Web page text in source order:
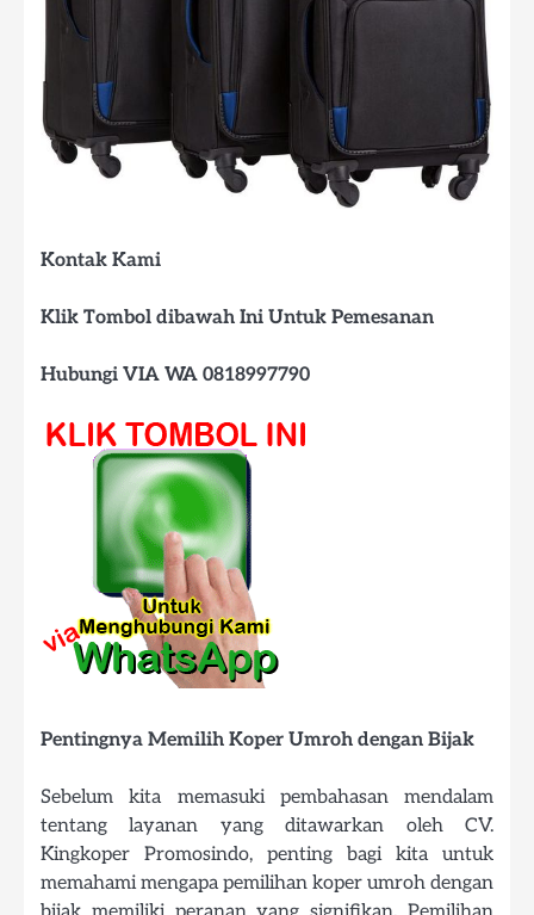
Kontak Kami
Klik Tombol dibawah Ini Untuk Pemesanan
Hubungi VIA WA 0818997790
Pentingnya Memilih Koper Umroh dengan Bijak
Sebelum kita memasuki pembahasan mendalam
tentang layanan yang ditawarkan oleh CV.
Kingkoper Promosindo, penting bagi kita untuk
memahami mengapa pemilihan koper umroh dengan